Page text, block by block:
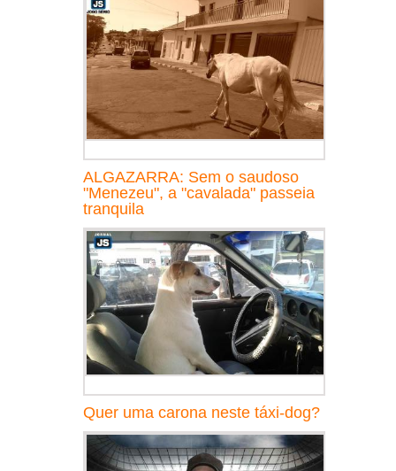
ALGAZARRA: Sem o saudoso
"Menezeu", a "cavalada" passeia
tranquila
Quer uma carona neste táxi-dog?